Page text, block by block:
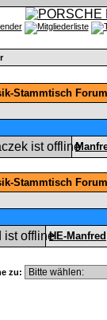
Stammtisch
Stammtisch
HE-Manfred
zu: